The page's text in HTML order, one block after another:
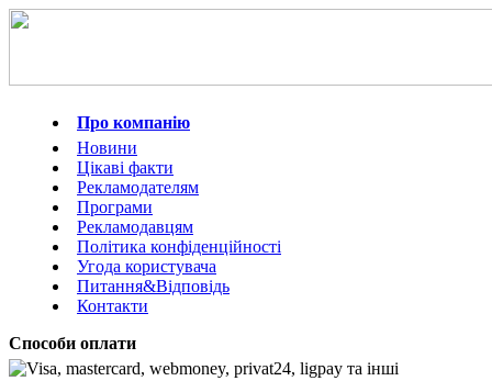
Про компанію
Новини
Цікаві факти
Рекламодателям
Програми
Рекламодавцям
Політика конфіденційності
Угода користувача
Питання&Відповідь
Контакти
Способи оплати